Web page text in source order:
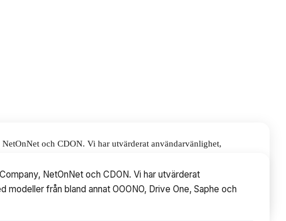
och CDON. Vi har utvärderat användarvänlighet,
10 avsnitt
NetOnNet och CDON. Vi har utvärderat
från bland annat OOONO, Drive One, Saphe och